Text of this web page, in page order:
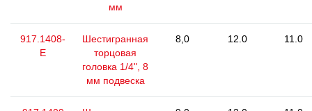
мм
917.1408-
E
Шестигранная
торцовая
головка 1/4", 8
мм подвеска
8,0 12.0 11.0